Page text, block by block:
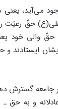
می‌آید،
حقّ رعیّت
حقّ والی خود
ایستادند
جامعه گسترش
و به حق